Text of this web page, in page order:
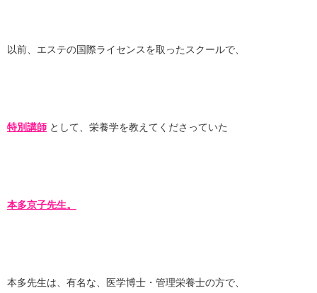
以前、エステの国際ライセンスを取ったスクールで、
特別講師 として、栄養学を教えてくださっていた
本多京子先生。
本多先生は、有名な、医学博士・管理栄養士の方で、